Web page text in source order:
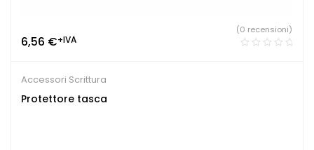
6,56 €+IVA
(0 recensioni)
Accessori Scrittura
Protettore tasca